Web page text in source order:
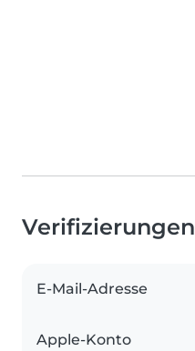
Verifizierungen
E-Mail-Adresse
Apple-Konto